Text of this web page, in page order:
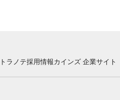
トラノテ採用情報カインズ 企業サイト